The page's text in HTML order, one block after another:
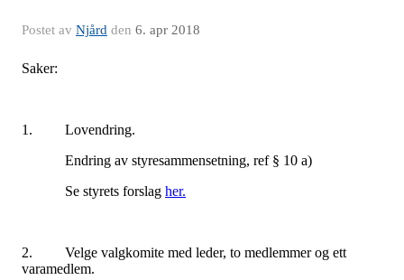
Postet av Njård den 6. apr 2018
Saker:
1. Lovendring.
Endring av styresammensetning, ref § 10 a)
Se styrets forslag her.
2. Velge valgkomite med leder, to medlemmer og ett
varamedlem.